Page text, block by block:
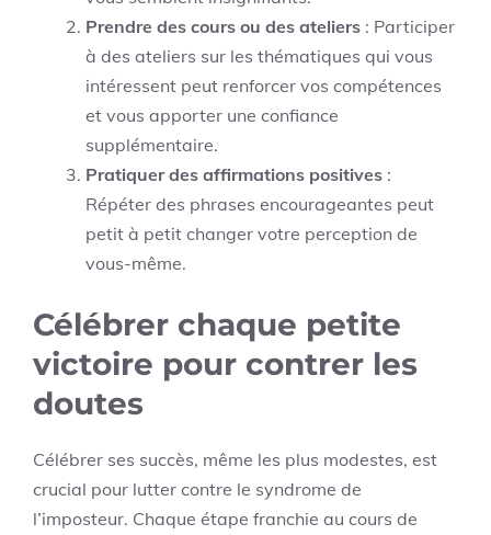
Prendre des cours ou des ateliers : Participer
à des ateliers sur les thématiques qui vous
intéressent peut renforcer vos compétences
et vous apporter une confiance
supplémentaire.
Pratiquer des affirmations positives :
Répéter des phrases encourageantes peut
petit à petit changer votre perception de
vous-même.
Célébrer chaque petite
victoire pour contrer les
doutes
Célébrer ses succès, même les plus modestes, est
crucial pour lutter contre le syndrome de
l’imposteur. Chaque étape franchie au cours de